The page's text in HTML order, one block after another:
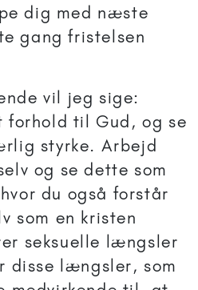
dig med næste
gang fristelsen
vil jeg sige:
forhold til Gud, og se
styrke. Arbejd
og se dette som
du også forstår
som en kristen
seksuelle længsler
disse længsler, som